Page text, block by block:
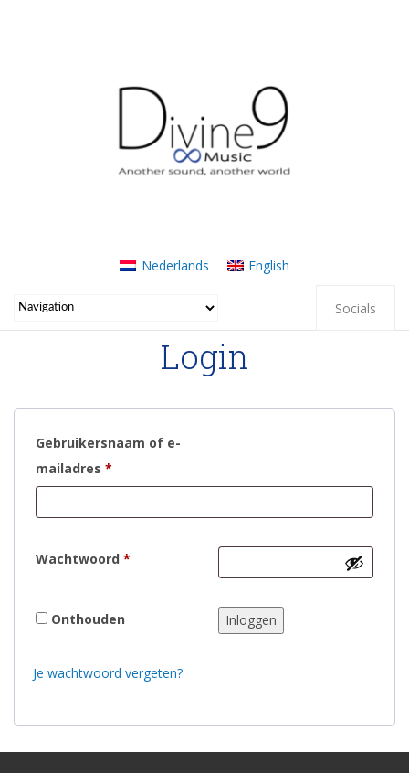
Nederlands English
Socials
Login
Gebruikersnaam of e-
mailadres *
Wachtwoord *
Onthouden Inloggen
Je wachtwoord vergeten?